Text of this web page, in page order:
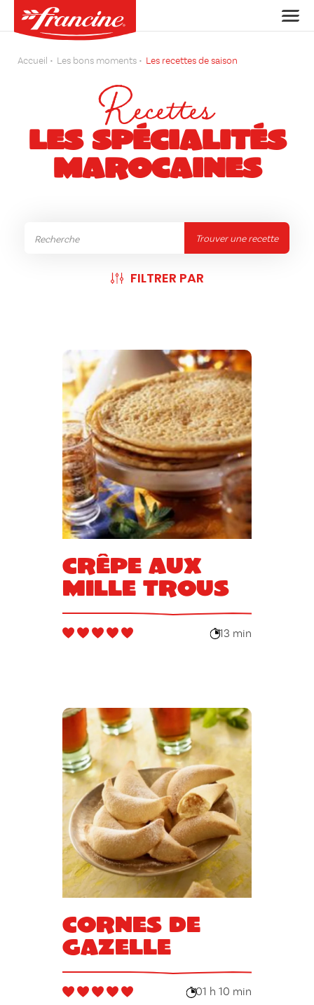
Accueil Les bons moments Les recettes de saison
Recettes
LES SPÉCIALITÉS
MAROCAINES
Trouver une recette
FILTRER PAR
Crêpe aux
mille trous
13 min
Cornes de
gazelle
01 h 10 min